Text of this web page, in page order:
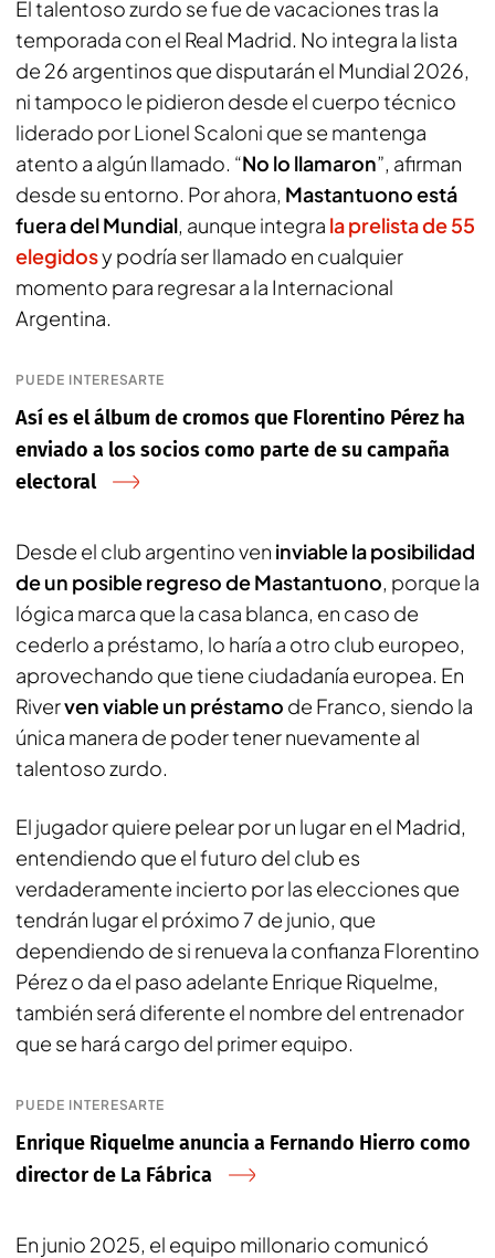
El talentoso zurdo se fue de vacaciones tras la
temporada con el Real Madrid. No integra la lista
de 26 argentinos que disputarán el Mundial 2026,
ni tampoco le pidieron desde el cuerpo técnico
liderado por Lionel Scaloni que se mantenga
atento a algún llamado. “No lo llamaron”, afirman
desde su entorno. Por ahora, Mastantuono está
fuera del Mundial, aunque integra la prelista de 55
elegidosy podría ser llamado en cualquier
momento para regresar a la Internacional
Argentina.
PUEDE INTERESARTE
Así es el álbum de cromos que Florentino Pérez ha
enviado a los socios como parte de su campaña
electoral
Desde el club argentino ven inviable la posibilidad
de un posible regreso de Mastantuono, porque la
lógica marca que la casa blanca, en caso de
cederlo a préstamo, lo haría a otro club europeo,
aprovechando que tiene ciudadanía europea. En
Riverven viable un préstamo de Franco, siendo la
única manera de poder tener nuevamente al
talentoso zurdo.
El jugador quiere pelear por un lugar en el Madrid,
entendiendo que el futuro del club es
verdaderamente incierto por las elecciones que
tendrán lugar el próximo 7 de junio, que
dependiendo de si renueva la confianza Florentino
Pérez o da el paso adelante Enrique Riquelme,
también será diferente el nombre del entrenador
que se hará cargo del primer equipo.
PUEDE INTERESARTE
Enrique Riquelme anuncia a Fernando Hierro como
director de La Fábrica
En junio 2025, el equipo millonario comunicó